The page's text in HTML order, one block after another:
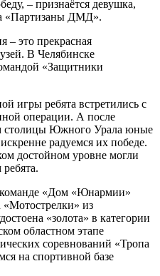
– признаётся девушка,
«Партизаны ДМД».
– это прекрасная
В Челябинске
«Защитники
игры ребята встретились с
операции. А после
столицы Южного Урала юные
радуемся их победе.
достойном уровне могли
команде «Дом «Юнармии»
из
«золота» в категории
областном этапе
соревнований «Тропа
на спортивной базе